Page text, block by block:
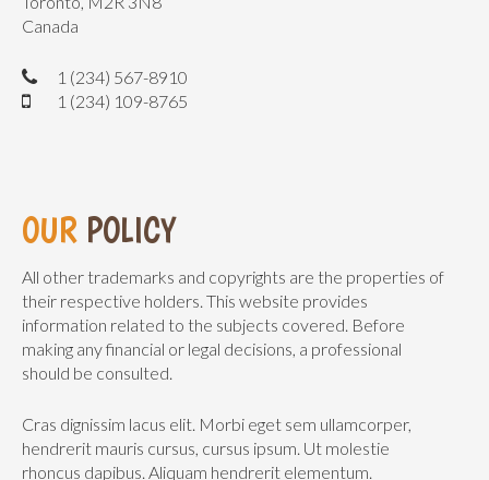
Canada
1 (234) 567-8910
1 (234) 109-8765
OUR POLICY
All other trademarks and copyrights are the properties of
their respective holders. This website provides
information related to the subjects covered. Before
making any financial or legal decisions, a professional
should be consulted.
Cras dignissim lacus elit. Morbi eget sem ullamcorper,
hendrerit mauris cursus, cursus ipsum. Ut molestie
rhoncus dapibus. Aliquam hendrerit elementum.